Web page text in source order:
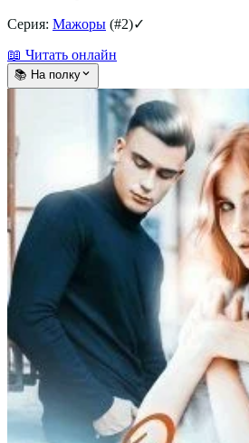
Серия: Мажоры (#2)✓
📖 Читать онлайн
📚 На полку